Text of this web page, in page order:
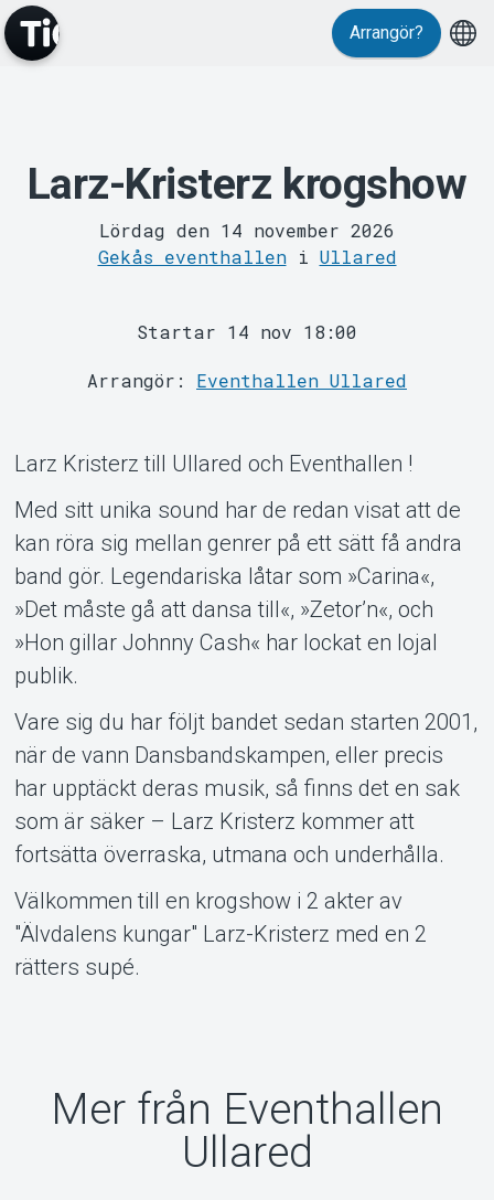
MyTickster
Support
Om Tickster
Arrangör?
Larz-Kristerz krogshow
Lördag den 14 november 2026
Gekås eventhalleni Ullared
Startar 14 nov 18:00
Arrangör: Eventhallen Ullared
Larz Kristerz till Ullared och Eventhallen !
Med sitt unika sound har de redan visat att de
kan röra sig mellan genrer på ett sätt få andra
band gör. Legendariska låtar som »Carina«,
»Det måste gå att dansa till«, »Zetor’n«, och
»Hon gillar Johnny Cash« har lockat en lojal
publik.
Vare sig du har följt bandet sedan starten 2001,
när de vann Dansbandskampen, eller precis
har upptäckt deras musik, så finns det en sak
som är säker – Larz Kristerz kommer att
fortsätta överraska, utmana och underhålla.
Välkommen till en krogshow i 2 akter av
"Älvdalens kungar" Larz-Kristerz med en 2
rätters supé.
Mer från Eventhallen
Ullared